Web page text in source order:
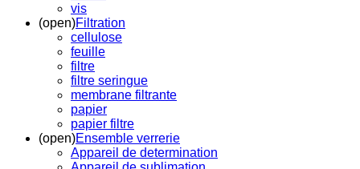
vis
(open)Filtration
cellulose
feuille
filtre
filtre seringue
membrane filtrante
papier
papier filtre
(open)Ensemble verrerie
Appareil de determination